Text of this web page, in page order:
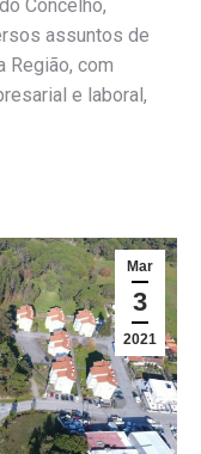
Concelho,
assuntos de
Região, com
e laboral,
Mar
3
2021